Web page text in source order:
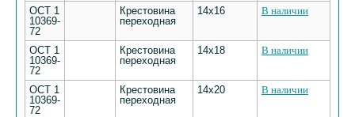
ОСТ 1
10369-
72
Крестовина
переходная
14х16 В наличии
ОСТ 1
10369-
72
Крестовина
переходная
14х18 В наличии
ОСТ 1
10369-
72
Крестовина
переходная
14х20 В наличии